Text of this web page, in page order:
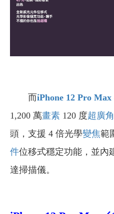
而iPhone 12 Pro Max
1,200 萬畫素 120 度超廣角
頭，支援 4 倍光學變焦範
件位移式穩定功能，並內
達掃描儀。